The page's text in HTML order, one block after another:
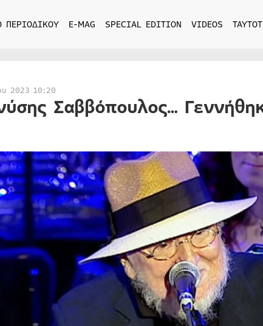
ΠΕΡΙΟΔΙΚΟΥ E-MAG SPECIAL EDITION VIDEOS
2023 10:20
Σαββόπουλος…